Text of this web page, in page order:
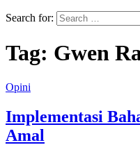
Search for:
Tag: Gwen
Opini
Implementasi
Amal